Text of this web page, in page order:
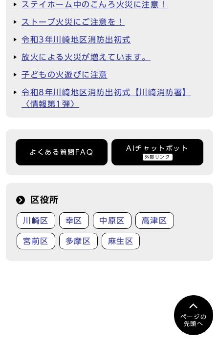
ステイホーム中のこんろ火災に注意！
ストーブ火災にご注意を！
令和3年川崎地区消防出初式
放火による火災が増えています。
子どもの火遊びに注意
令和8年川崎地区消防出初式【川崎消防署】
〈情報第1弾〉
よくある質問FAQ
AIチャットボット
外部リンク
区役所
川崎区 幸区 中原区 高津区
宮前区 多摩区 麻生区
ページの
先頭へ